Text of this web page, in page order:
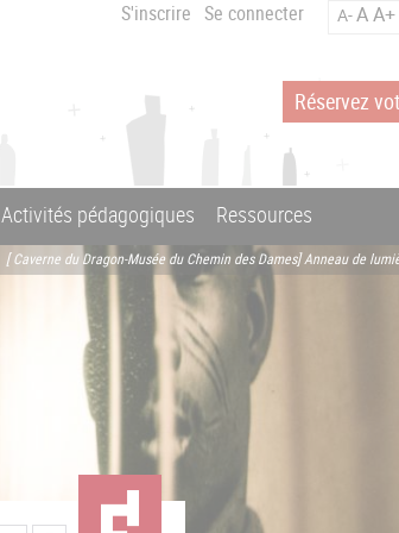
S'inscrire Se connecter A-AA+
Réservez
Activités pédagogiques Ressources
[ Caverne du Dragon-Musée du Chemin des Dames] Anneau de